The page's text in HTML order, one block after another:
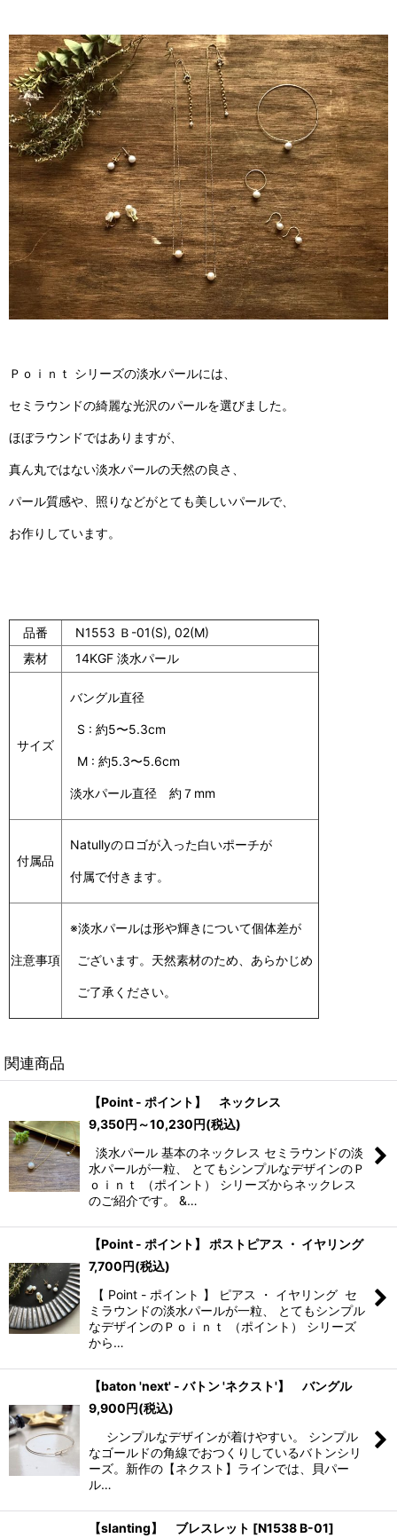
Ｐｏｉｎｔ シリーズの淡水パールには、
セミラウンドの綺麗な光沢のパールを選びました。
ほぼラウンドではありますが、
真ん丸ではない淡水パールの天然の良さ、
パール質感や、照りなどがとても美しいパールで、
お作りしています。
品番
N1553 Ｂ-01(S), 02(M)
素材
14KGF 淡水パール
サイズ
バングル直径
S : 約5〜5.3cm
M : 約5.3〜5.6cm
淡水パール直径 約７mm
付属品
Natullyのロゴが入った白いポーチが
付属で付きます。
注意事項
※淡水パールは形や輝きについて個体差が
ございます。天然素材のため、あらかじめ
ご了承ください。
関連商品
【Point - ポイント】 ネックレス
9,350円 ～10,230円(税込)
淡水パール 基本のネックレス セミラウンドの淡
水パールが一粒、 とてもシンプルなデザインのＰ
ｏｉｎｔ （ポイント） シリーズからネックレス
のご紹介です。 &…
【Point - ポイント】 ポストピアス ・ イヤリング
7,700円(税込)
【 Point - ポイント 】 ピアス ・ イヤリング セ
ミラウンドの淡水パールが一粒、 とてもシンプル
なデザインのＰｏｉｎｔ （ポイント） シリーズ
から…
【baton 'next' - バトン 'ネクスト'】 バングル
9,900円(税込)
シンプルなデザインが着けやすい。 シンプル
なゴールドの角線でおつくりしているバトンシリ
ーズ。新作の【ネクスト】ラインでは、貝パー
ル…
【slanting】 ブレスレット [N1538 B-01]